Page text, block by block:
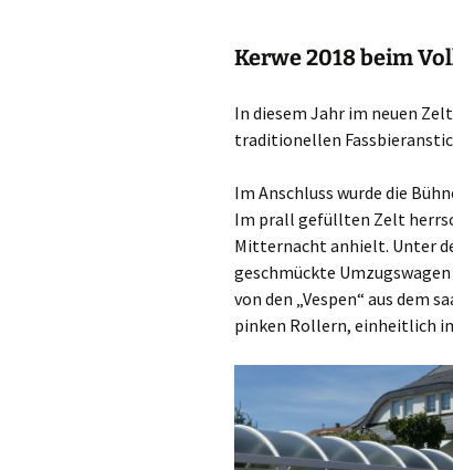
Kerwe 2018 beim
In diesem Jahr im neuen
traditionellen
Im Anschluss wurde die
Im prall gefüllten Zelt
Mitternacht anhielt. Unter
geschmückte
von den „Vespen“ aus dem
pinken Rollern, einheitlich